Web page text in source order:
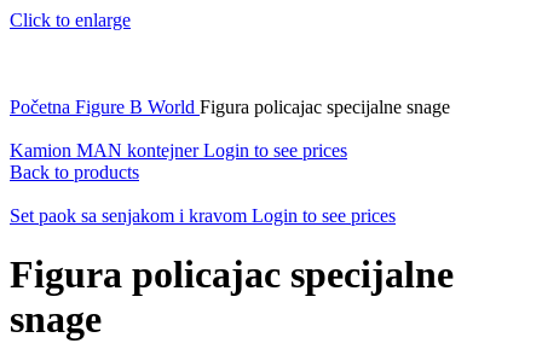
Click to enlarge
Početna Figure B World Figura policajac specijalne snage
Kamion MAN kontejnerLogin to see prices
Back to products
Set paok sa senjakom i kravom Login to see prices
Figura policajac specijalne
snage